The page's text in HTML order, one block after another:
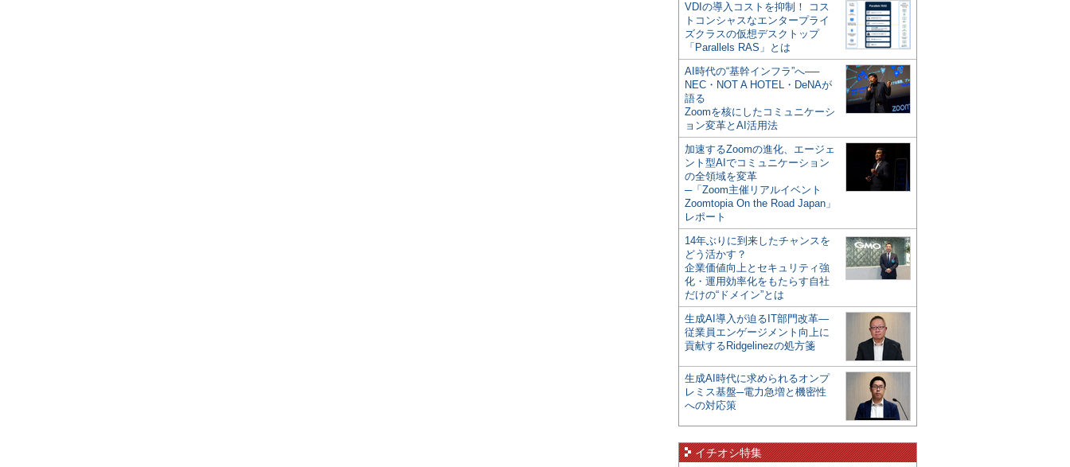
VDIの導入コストを抑制！ コス
トコンシャスなエンタープライ
ズクラスの仮想デスクトップ
「Parallels RAS」とは
AI時代の“基幹インフラ”へ──
NEC・NOT A HOTEL・DeNAが
語る
Zoomを核にしたコミュニケーシ
ョン変革とAI活用法
加速するZoomの進化、エージェ
ント型AIでコミュニケーション
の全領域を変革
─「Zoom主催リアルイベント
Zoomtopia On the Road Japan」
レポート
14年ぶりに到来したチャンスを
どう活かす？
企業価値向上とセキュリティ強
化・運用効率化をもたらす自社
だけの“ドメイン”とは
生成AI導入が迫るIT部門改革―
従業員エンゲージメント向上に
貢献するRidgelinezの処方箋
生成AI時代に求められるオンプ
レミス基盤─電力急増と機密性
への対応策
イチオシ特集